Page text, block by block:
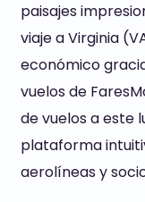
paisajes
viaje a Virginia
económico
vuelos de
de vuelos a este
plataforma
aerolíneas y